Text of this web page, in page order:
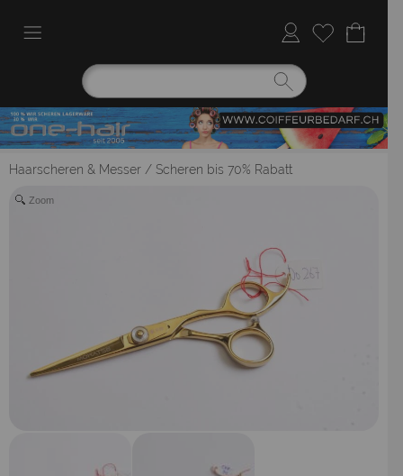
Haarscheren & Messer / Scheren bis 70% Rabatt
Zoom